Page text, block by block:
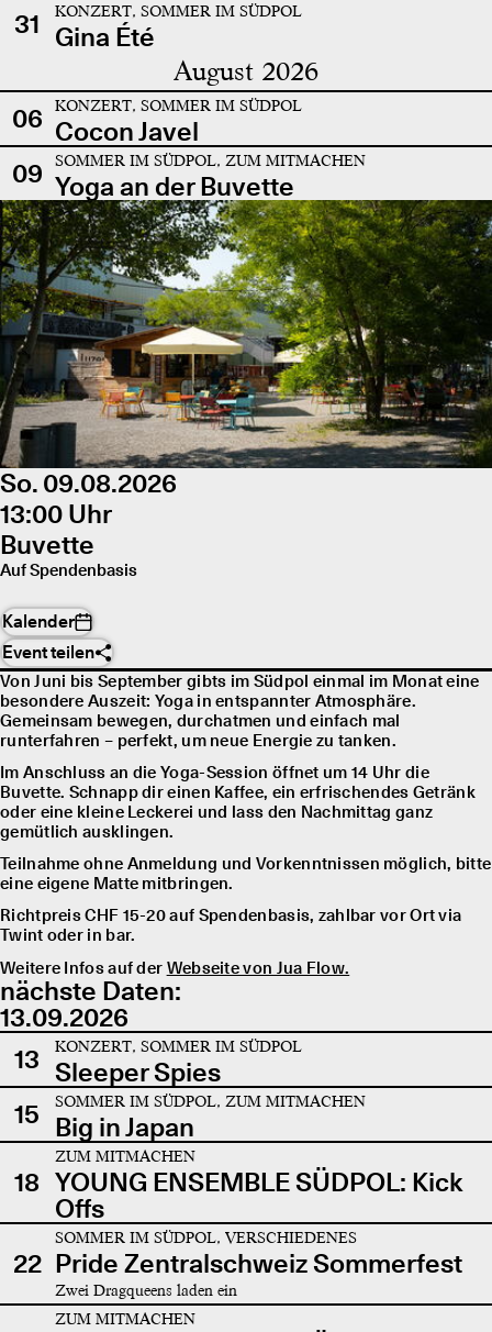
31
KONZERT, SOMMER IM SÜDPOL
Gina Été
August 2026
06 KONZERT, SOMMER IM SÜDPOL
Cocon Javel
09
SOMMER IM SÜDPOL, ZUM MITMACHEN
Yoga an der Buvette
So. 09.08.2026
13:00 Uhr
Buvette
Auf Spendenbasis
Kalender
Event teilen
Von Juni bis September gibts im Südpol einmal im Monat eine
besondere Auszeit: Yoga in entspannter Atmosphäre.
Gemeinsam bewegen, durchatmen und einfach mal
runterfahren – perfekt, um neue Energie zu tanken.
Im Anschluss an die Yoga-Session öffnet um 14 Uhr die
Buvette. Schnapp dir einen Kaffee, ein erfrischendes Getränk
oder eine kleine Leckerei und lass den Nachmittag ganz
gemütlich ausklingen.
Teilnahme ohne Anmeldung und Vorkenntnissen möglich, bitte
eine eigene Matte mitbringen.
Richtpreis CHF 15-20 auf Spendenbasis, zahlbar vor Ort via
Twint oder in bar.
Weitere Infos auf der Webseite von Jua Flow.
nächste Daten:
13.09.2026
13
KONZERT, SOMMER IM SÜDPOL
Sleeper Spies
15
SOMMER IM SÜDPOL, ZUM MITMACHEN
Big in Japan
18
ZUM MITMACHEN
YOUNG ENSEMBLE SÜDPOL: Kick
Offs
22
SOMMER IM SÜDPOL, VERSCHIEDENES
Pride Zentralschweiz Sommerfest
Zwei Dragqueens laden ein
ZUM MITMACHEN